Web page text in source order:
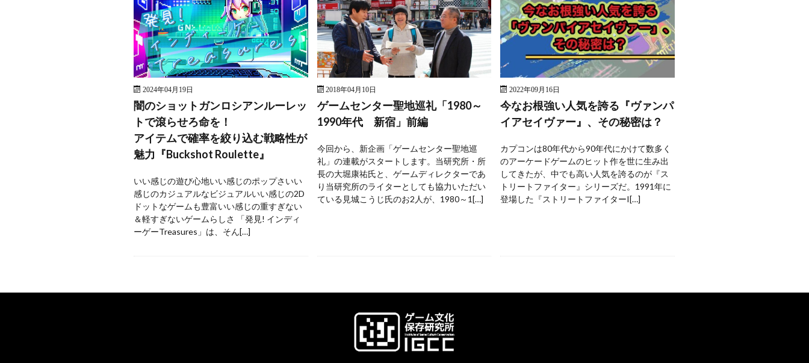
2024年04月19日
闇のショットガンロシアンルーレッ
トで滾らせろ命を！
アイテムで確率を絞り込む戦略性が
魅力『Buckshot Roulette』
いい感じの遊び心地いい感じのポップさいい
感じのカジュアルなビジュアルいい感じの2D
ドットなゲームも豊富いい感じの重すぎない
＆軽すぎないゲームらしさ 「発見! インディ
ーゲーTreasures」は、そん[…]
2018年04月10日
ゲームセンター聖地巡礼「1980～
1990年代 新宿」前編
今回から、新企画「ゲームセンター聖地巡
礼」の連載がスタートします。当研究所・所
長の大堀康祐氏と、ゲームディレクターであ
り当研究所のライターとしても協力いただい
ている見城こうじ氏のお2人が、1980～1[…]
2022年09月16日
今なお根強い人気を誇る『ヴァンパ
イアセイヴァー』、その秘密は？
カプコンは80年代から90年代にかけて数多く
のアーケードゲームのヒット作を世に生み出
してきたが、中でも高い人気を誇るのが『ス
トリートファイター』シリーズだ。1991年に
登場した『ストリートファイターI[…]